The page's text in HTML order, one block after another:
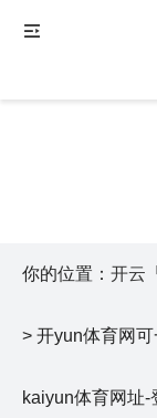
你的位置： 开云
> 开yun体育网
kaiyun体育网址-